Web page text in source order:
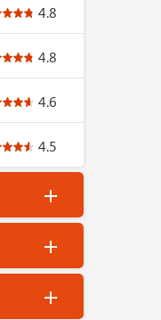
4.8
4.8
4.6
4.5